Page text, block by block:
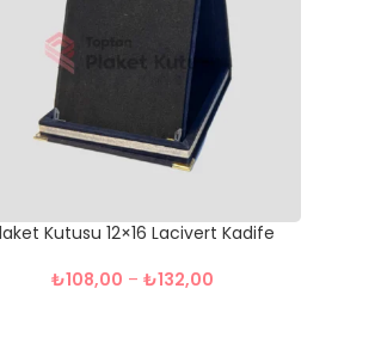
Kutusu 12×16 Lacivert Kadife
₺108,00 – ₺132,00